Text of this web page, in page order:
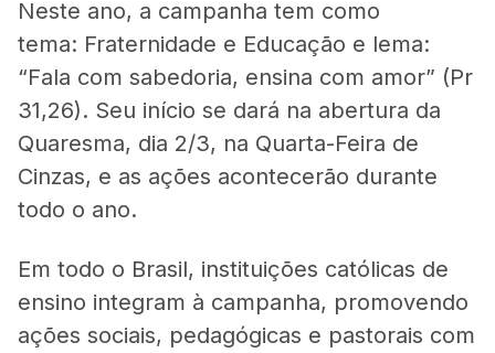
Neste ano, a campanha tem como
tema: Fraternidade e Educação e lema:
“Fala com sabedoria, ensina com amor” (Pr
31,26). Seu início se dará na abertura da
Quaresma, dia 2/3, na Quarta-Feira de
Cinzas, e as ações acontecerão durante
todo o ano.
Em todo o Brasil, instituições católicas de
ensino integram à campanha, promovendo
ações sociais, pedagógicas e pastorais com